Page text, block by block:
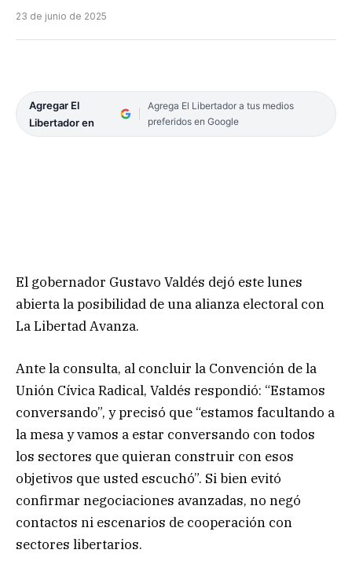
23 de junio de 2025
Agregar El
Libertador en
Agrega El Libertador a tus medios
preferidos en Google
El gobernador Gustavo Valdés dejó este lunes
abierta la posibilidad de una alianza electoral con
La Libertad Avanza.
Ante la consulta, al concluir la Convención de la
Unión Cívica Radical, Valdés respondió: “Estamos
conversando”, y precisó que “estamos facultando a
la mesa y vamos a estar conversando con todos
los sectores que quieran construir con esos
objetivos que usted escuchó”. Si bien evitó
confirmar negociaciones avanzadas, no negó
contactos ni escenarios de cooperación con
sectores libertarios.